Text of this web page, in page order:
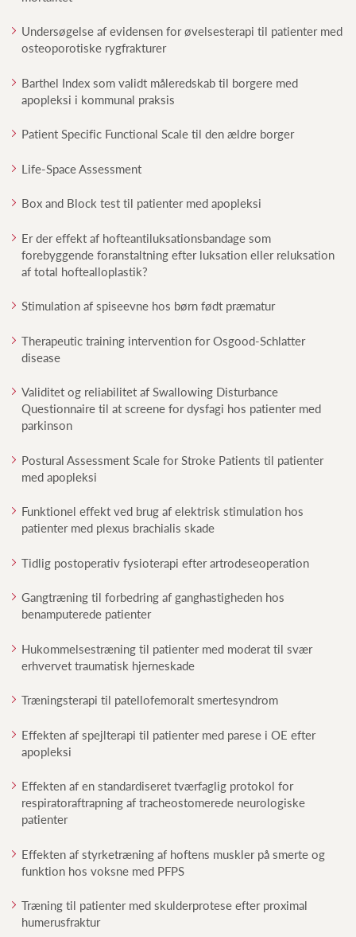
Undersøgelse af evidensen for øvelsesterapi til patienter med
osteoporotiske rygfrakturer
Barthel Index som validt måleredskab til borgere med
apopleksi i kommunal praksis
Patient Specific Functional Scale til den ældre borger
Life-Space Assessment
Box and Block test til patienter med apopleksi
Er der effekt af hofteantiluksationsbandage som
forebyggende foranstaltning efter luksation eller reluksation
af total hoftealloplastik?
Stimulation af spiseevne hos børn født præmatur
Therapeutic training intervention for Osgood-Schlatter
disease
Validitet og reliabilitet af Swallowing Disturbance
Questionnaire til at screene for dysfagi hos patienter med
parkinson
Postural Assessment Scale for Stroke Patients til patienter
med apopleksi
Funktionel effekt ved brug af elektrisk stimulation hos
patienter med plexus brachialis skade
Tidlig postoperativ fysioterapi efter artrodeseoperation
Gangtræning til forbedring af ganghastigheden hos
benamputerede patienter
Hukommelsestræning til patienter med moderat til svær
erhvervet traumatisk hjerneskade
Træningsterapi til patellofemoralt smertesyndrom
Effekten af spejlterapi til patienter med parese i OE efter
apopleksi
Effekten af en standardiseret tværfaglig protokol for
respiratoraftrapning af tracheostomerede neurologiske
patienter
Effekten af styrketræning af hoftens muskler på smerte og
funktion hos voksne med PFPS
Træning til patienter med skulderprotese efter proximal
humerusfraktur